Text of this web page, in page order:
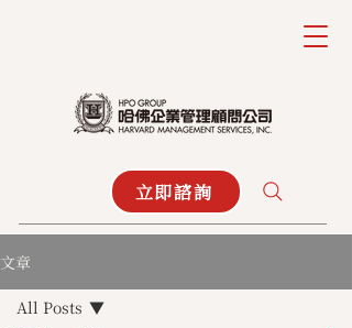
立即諮詢
文章
All Posts